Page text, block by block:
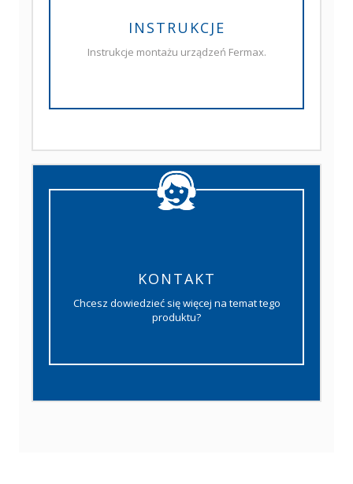
INSTRUKCJE
Instrukcje montażu urządzeń Fermax.
KONTAKT
Chcesz dowiedzieć się więcej na temat tego
produktu?